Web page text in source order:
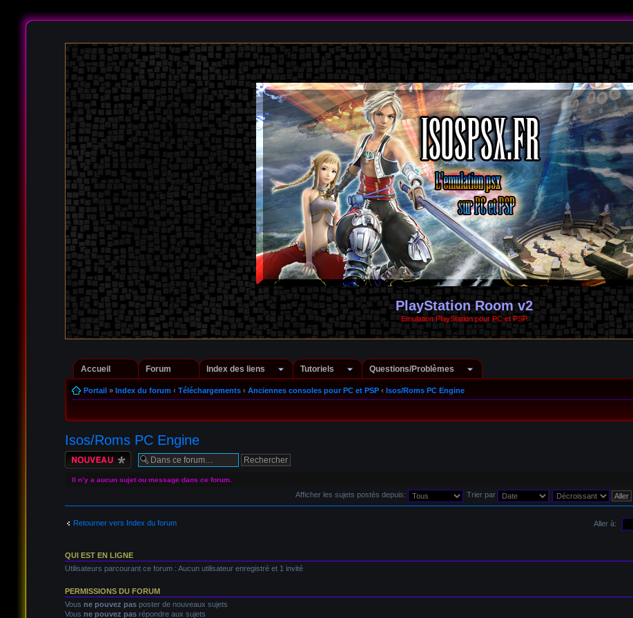
PlayStation Room v2
Emulation PlayStation pour PC et PSP
Accueil Forum Index des liens Tutoriels Questions/Problèmes
Portail» Index du forum ‹ Téléchargements ‹ Anciennes consoles pour PC et PSP ‹ Isos/Roms PC Engine
Isos/Roms PC Engine
Écrire un nouveau
sujet
Il n’y a aucun sujet ou message dans ce forum.
Afficher les sujets postés depuis: Trier par
Retourner vers Index du forum Aller à:
QUI EST EN LIGNE
Utilisateurs parcourant ce forum : Aucun utilisateur enregistré et 1 invité
PERMISSIONS DU FORUM
Vous ne pouvez pasposter de nouveaux sujets
Vous ne pouvez pasrépondre aux sujets